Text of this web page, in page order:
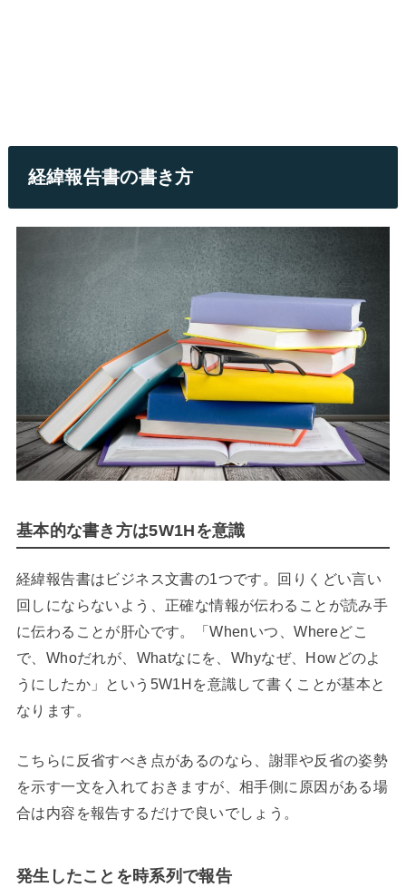
経緯報告書の書き方
基本的な書き方は5W1Hを意識
経緯報告書はビジネス文書の1つです。回りくどい言い
回しにならないよう、正確な情報が伝わることが読み手
に伝わることが肝心です。「Whenいつ、Whereどこ
で、Whoだれが、Whatなにを、Whyなぜ、Howどのよ
うにしたか」という5W1Hを意識して書くことが基本と
なります。
こちらに反省すべき点があるのなら、謝罪や反省の姿勢
を示す一文を入れておきますが、相手側に原因がある場
合は内容を報告するだけで良いでしょう。
発生したことを時系列で報告